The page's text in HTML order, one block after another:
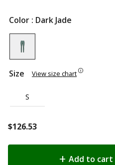
Color : Dark Jade
Size View size chart
S
$126.53
Add to cart